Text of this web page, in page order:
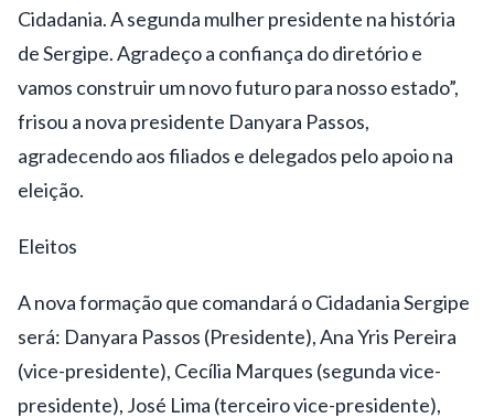
Cidadania. A segunda mulher presidente na história
de Sergipe. Agradeço a confiança do diretório e
vamos construir um novo futuro para nosso estado”,
frisou a nova presidente Danyara Passos,
agradecendo aos filiados e delegados pelo apoio na
eleição.
Eleitos
A nova formação que comandará o Cidadania Sergipe
será: Danyara Passos (Presidente), Ana Yris Pereira
(vice-presidente), Cecília Marques (segunda vice-
presidente), José Lima (terceiro vice-presidente),